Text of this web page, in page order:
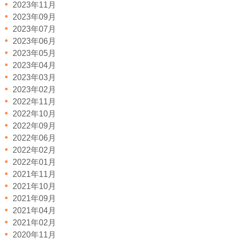
2023年11月
2023年09月
2023年07月
2023年06月
2023年05月
2023年04月
2023年03月
2023年02月
2022年11月
2022年10月
2022年09月
2022年06月
2022年02月
2022年01月
2021年11月
2021年10月
2021年09月
2021年04月
2021年02月
2020年11月